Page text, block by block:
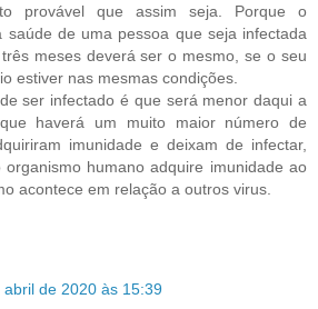
provável que assim seja. Porque o
saúde de uma pessoa que seja infectada
meses deverá ser o mesmo, se o seu
estiver nas mesmas condições.
ser infectado é que será menor daqui a
haverá um muito maior número de
imunidade e deixam de infectar,
humano adquire imunidade ao
acontece em relação a outros virus.
abril de 2020 às 15:39